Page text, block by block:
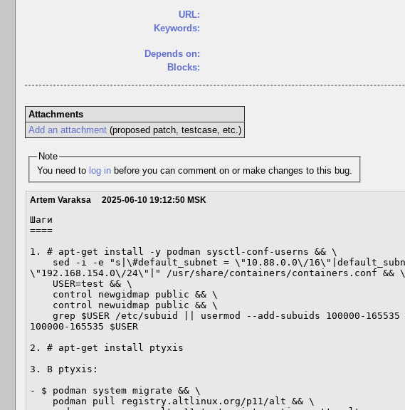
URL:
Keywords:
Depends on:
Blocks:
Attachments
Add an attachment(proposed patch, testcase, etc.)
Note
You need to log in before you can comment on or make changes to this bug.
Artem Varaksa 2025-06-10 19:12:50 MSK
Шаги
====
1. # apt-get install -y podman sysctl-conf-userns && \
\"192.168.154.0\/24\"|" /usr/share/containers/containers.conf && \
100000-165535 $USER
2. # apt-get install ptyxis
3. В ptyxis:
- $ podman system migrate && \